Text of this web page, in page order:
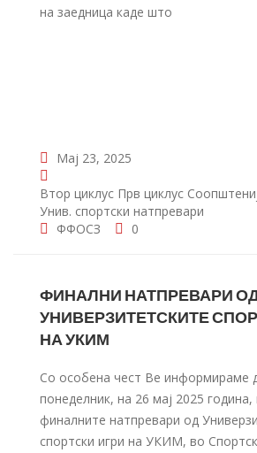
на заедница каде што
Мај 23, 2025
Втор циклус Прв циклус
Унив. спортски натпревари
ФФОСЗ
0
ФИНАЛНИ НАТПРЕВАРИ
УНИВЕРЗИТЕТСКИТЕ
НА УКИМ
Со особена чест Ве информираме
понеделник, на 26 мај 2025
финалните натпревари од
спортски игри на УКИМ, во